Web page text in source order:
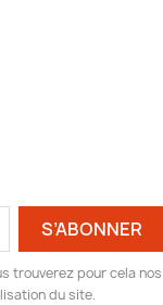
trouverez pour cela nos
du site.